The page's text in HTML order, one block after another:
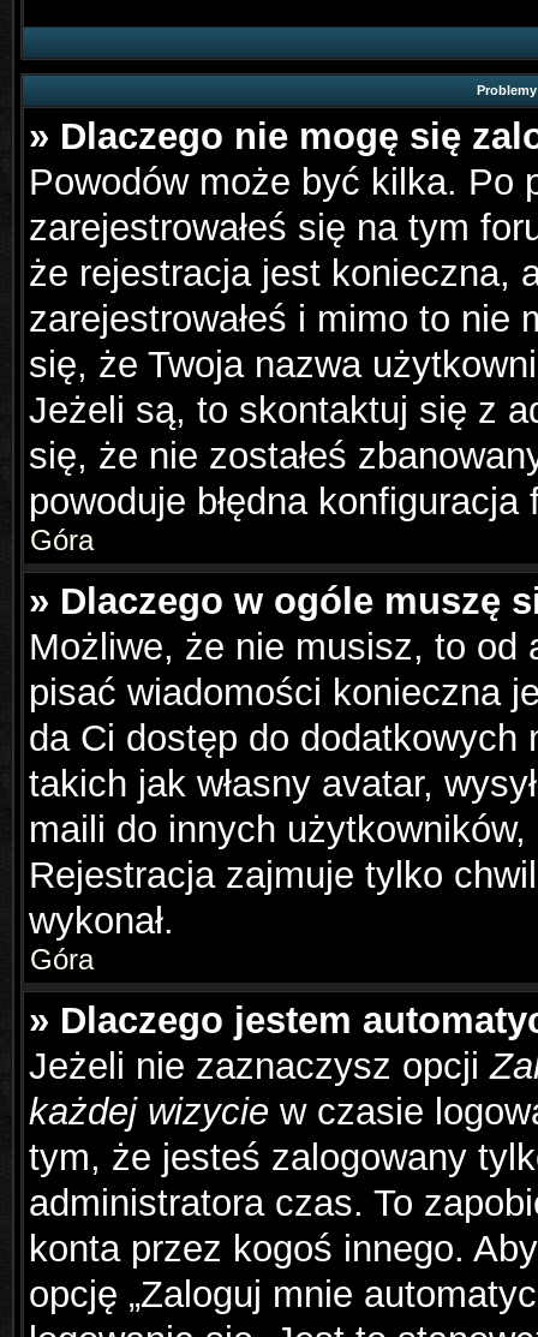
» Dlaczego nie mogę się
Powodów może być kilka. Po
zarejestrowałeś się na tym
że rejestracja jest konieczna,
zarejestrowałeś i mimo to nie
się, że Twoja nazwa
Jeżeli są, to skontaktuj się z
się, że nie zostałeś
powoduje błędna konfiguracja
Góra
» Dlaczego w ogóle muszę
Możliwe, że nie musisz, to od
pisać wiadomości konieczna
da Ci dostęp do
takich jak własny avatar,
maili do innych
Rejestracja zajmuje tylko
wykonał.
Góra
» Dlaczego jestem
Jeżeli nie zaznaczysz opcji
każdej wizycie w czasie
tym, że jesteś zalogowany
administratora czas. To
konta przez kogoś innego.
opcję „Zaloguj mnie